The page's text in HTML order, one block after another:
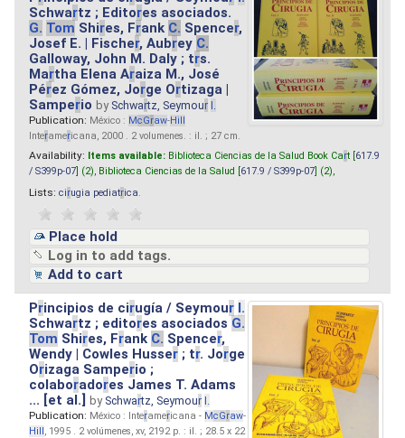
Schwartz ; Editores asociados.
G. Tom Shires, Frank C. Spencer,
Josef E. | Fischer, Aubrey C.
Galloway, John M. Daly ; trs.
Martha Elena Araiza M., José
Pérez Gómez, Jorge Ortizaga |
Samperio by Schwartz, Seymour I.
Publication: México : McGraw-Hill
Interamericana, 2000 . 2 volumenes. : il. ; 27 cm.
Availability: Items available: Biblioteca Ciencias de la Salud Book Cart [ 617.9
/ S399p-07 ] (2), Biblioteca Ciencias de la Salud [ 617.9 / S399p-07 ] (2),
Lists: cirugia pediatrica
Place hold
Log in to add tags.
Add to cart
Principios de cirugía / Seymour I.
Schwartz ; editores asociados G.
Tom Shires, Frank C. Spencer,
Wendy | Cowles Husser ; tr. Jorge
Orizaga Samperio ;
colaboradores James T. Adams
... [et al.]by Schwartz, Seymour I.
Publication: México : Interamericana - McGraw-
Hill, 1995 . 2 volúmenes, xv, 2192 p. : il. ; 28.5 x 22